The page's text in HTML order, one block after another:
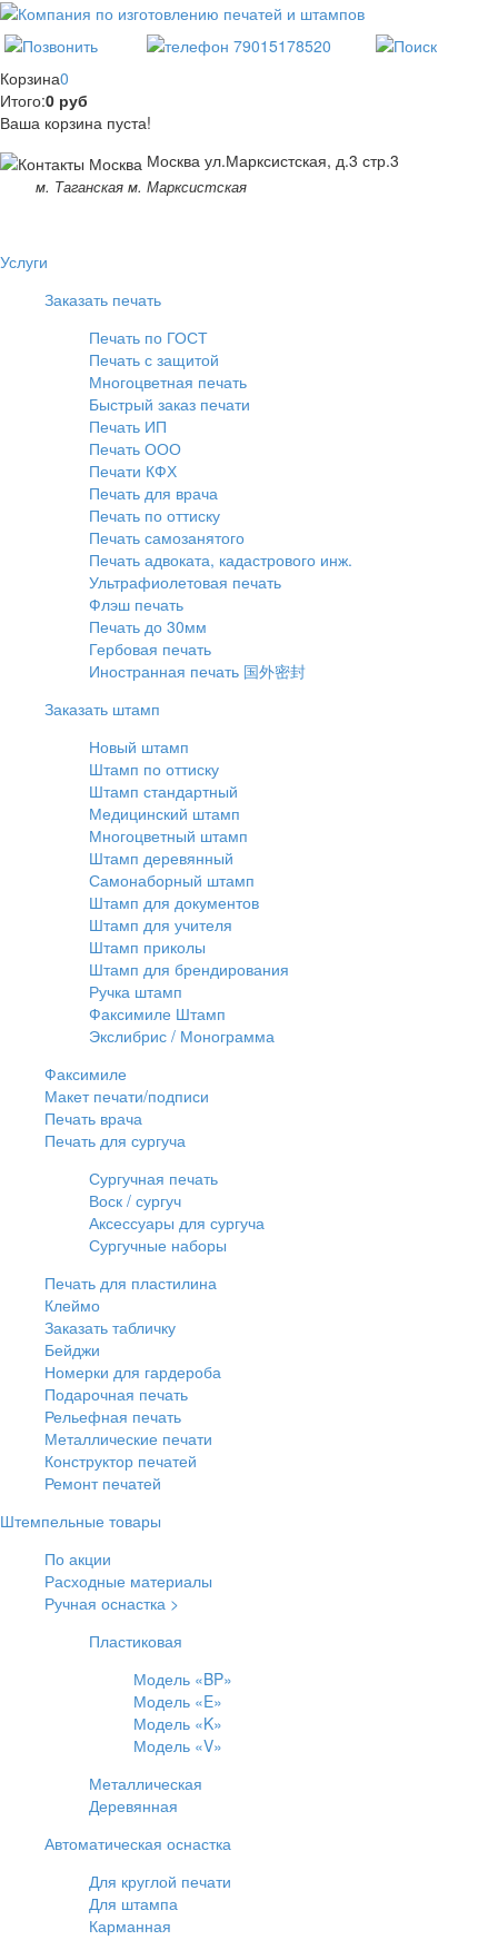
Корзина0
Итого:0 руб
Ваша корзина пуста!
Москва ул.Марксистская, д.3 стр.3
м. Таганская м. Марксистская
Услуги
Заказать печать
Печать по ГОСТ
Печать с защитой
Многоцветная печать
Быстрый заказ печати
Печать ИП
Печать ООО
Печати КФХ
Печать для врача
Печать по оттиску
Печать самозанятого
Печать адвоката, кадастрового инж.
Ультрафиолетовая печать
Флэш печать
Печать до 30мм
Гербовая печать
Иностранная печать 国外密封
Заказать штамп
Новый штамп
Штамп по оттиску
Штамп стандартный
Медицинский штамп
Многоцветный штамп
Штамп деревянный
Самонаборный штамп
Штамп для документов
Штамп для учителя
Штамп приколы
Штамп для брендирования
Ручка штамп
Факсимиле Штамп
Экслибрис / Монограмма
Факсимиле
Макет печати/подписи
Печать врача
Печать для сургуча
Сургучная печать
Воск / сургуч
Аксессуары для сургуча
Сургучные наборы
Печать для пластилина
Клеймо
Заказать табличку
Бейджи
Номерки для гардероба
Подарочная печать
Рельефная печать
Металлические печати
Конструктор печатей
Ремонт печатей
Штемпельные товары
По акции
Расходные материалы
Ручная оснастка >
Пластиковая
Модель «BP»
Модель «E»
Модель «K»
Модель «V»
Металлическая
Деревянная
Автоматическая оснастка
Для круглой печати
Для штампа
Карманная